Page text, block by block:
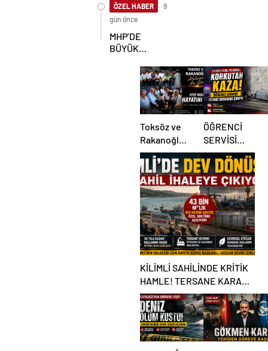
Başkanlığı
İçin
Beklenen
Hamle Geldi
ÖZEL HABER
9
gün önce
MHP’DE
BÜYÜK
Toksöz ve
Rakanoğlu
Ailelerinin
Acı Günü
ÖĞRENCİ
SERVİSİ
İSTİNAT
DUVARINA
ÇARPTI
KİLİMLİ SAHİLİNDE KRİTİK
HAMLE! TERSANE KARARI
TARTIŞMA BAŞLATTI